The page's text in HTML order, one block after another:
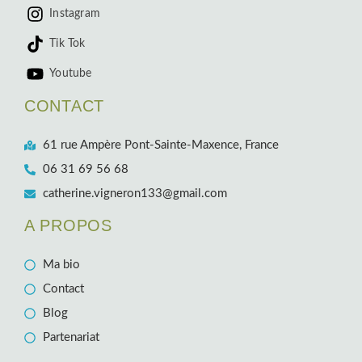
Instagram
Tik Tok
Youtube
CONTACT
61 rue Ampère Pont-Sainte-Maxence, France
06 31 69 56 68
catherine.vigneron133@gmail.com
A PROPOS
Ma bio
Contact
Blog
Partenariat